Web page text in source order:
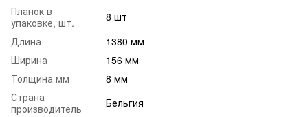
Планок в
упаковке, шт.
8 шт
Длина
1380 мм
Ширина
156 мм
Толщина мм
8 мм
Страна
производитель
Бельгия